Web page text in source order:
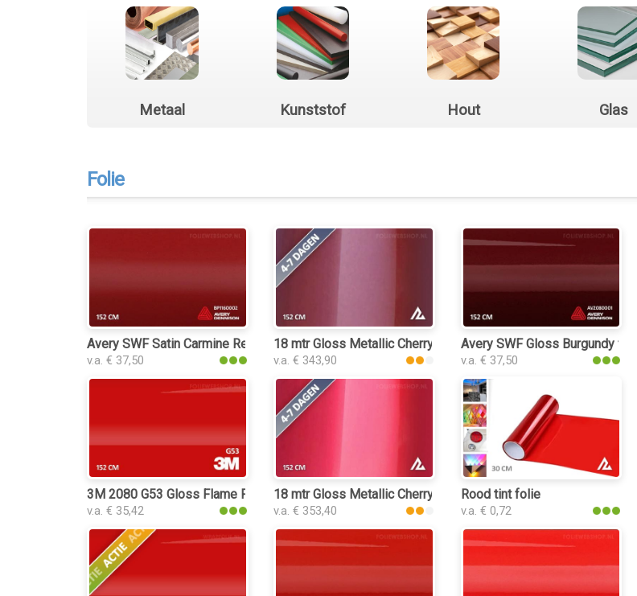
Metaal Kunststof Hout Glas
Folie
Avery SWF Satin Carmine Red folie
v.a. € 37,50
18 mtr Gloss Metallic Cherry Red 3160 folie
v.a. € 343,90
Avery SWF Gloss Burgundy folie
v.a. € 37,50
3M 2080 G53 Gloss Flame Red folie
v.a. € 35,42
18 mtr Gloss Metallic Cherry Red 3068 folie
v.a. € 353,40
Rood tint folie
v.a. € 0,72